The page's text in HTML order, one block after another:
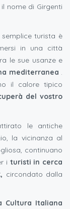
nome di Girgenti
turista è
in una città
le sue usanze e
mediterranea .
il calore tipico
del vostro
le antiche
la vicinanza al
continuano
i turisti in cerca
circondato dalla
Cultura Italiana